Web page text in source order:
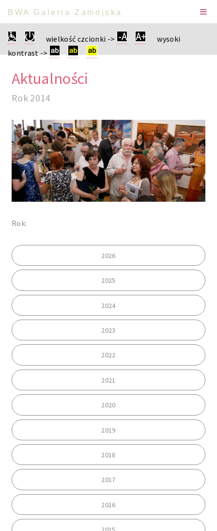
BWA Galeria Zamojska
wielkość czcionki ->
wysoki
kontrast ->
Aktualności
Rok 2014
Rok:
2026
2025
2024
2023
2022
2021
2020
2019
2018
2017
2016